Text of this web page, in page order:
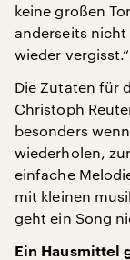
keine großen
anderseits nicht
wieder vergisst.“
Die Zutaten für
Christoph
besonders
wiederholen,
einfache
mit kleinen
geht ein Song
Ein Hausmittel